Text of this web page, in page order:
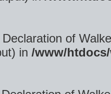
of
in /www/